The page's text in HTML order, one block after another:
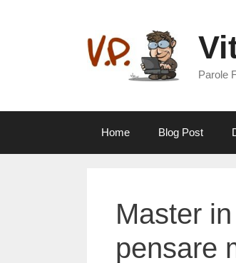
Parole
Home Blog Post
Master
pensare